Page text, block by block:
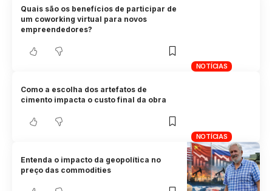
NOTÍCIAS
Quais são os benefícios de participar de
um coworking virtual para novos
empreendedores?
NOTÍCIAS
Como a escolha dos artefatos de
cimento impacta o custo final da obra
Entenda o impacto da geopolítica no
preço das commodities